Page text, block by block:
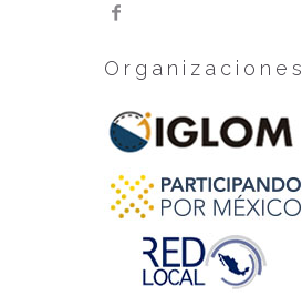
Organizaciones